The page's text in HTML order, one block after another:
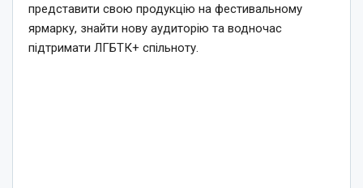
представити свою продукцію на фестивальному
ярмарку, знайти нову аудиторію та водночас
підтримати ЛГБТК+ спільноту.